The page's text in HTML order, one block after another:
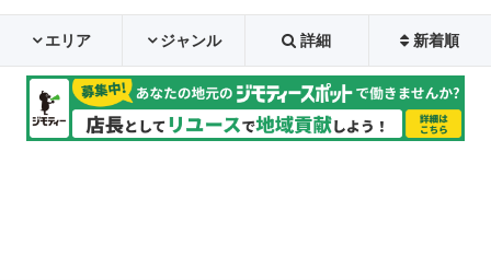
エリア ジャンル 詳細 新着順